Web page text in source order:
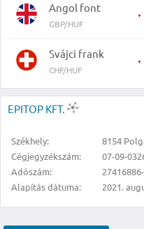
Angol font
GBP/HUF
▼
Svájci frank
CHF/HUF
▼
EPITOP KFT.
Székhely:
8154
Cégjegyzékszám:
07-09-
Adószám:
Alapítás dátuma:
2021.